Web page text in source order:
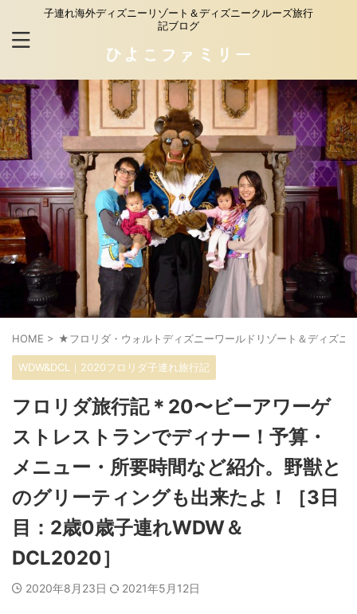
子連れ海外ディズニーリゾート＆ディズニークルーズ旅行
記ブログ
HOME > ★フロリダ・ウォルトディズニーワールドリゾート＆ディズニ
WDW&DCL｜2020フロリダ子連れ旅行記
フロリダ旅行記＊20〜ビーアワーゲ
ストレストランでディナー！予算・
メニュー・所要時間など紹介。野獣と
のグリーティングも出来たよ！［3日
目：2歳0歳子連れWDW＆
DCL2020］
2020年8月23日 2021年5月12日